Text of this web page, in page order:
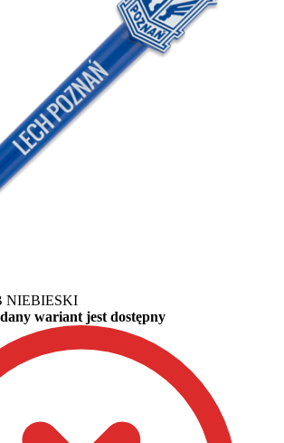
NIEBIESKI
wariant jest dostępny